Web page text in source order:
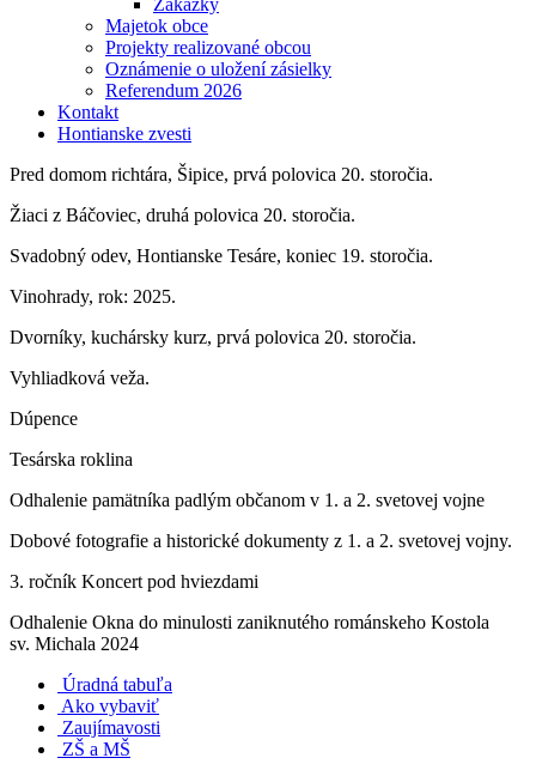
Zákazky
Majetok obce
Projekty realizované obcou
Oznámenie o uložení zásielky
Referendum 2026
Kontakt
Hontianske zvesti
Pred domom richtára, Šipice, prvá polovica 20. storočia.
Žiaci z Báčoviec, druhá polovica 20. storočia.
Svadobný odev, Hontianske Tesáre, koniec 19. storočia.
Vinohrady, rok: 2025.
Dvorníky, kuchársky kurz, prvá polovica 20. storočia.
Vyhliadková veža.
Dúpence
Tesárska roklina
Odhalenie pamätníka padlým občanom v 1. a 2. svetovej vojne
Dobové fotografie a historické dokumenty z 1. a 2. svetovej vojny.
3. ročník Koncert pod hviezdami
Odhalenie Okna do minulosti zaniknutého románskeho Kostola
sv. Michala 2024
Úradná tabuľa
Ako vybaviť
Zaujímavosti
ZŠ a MŠ